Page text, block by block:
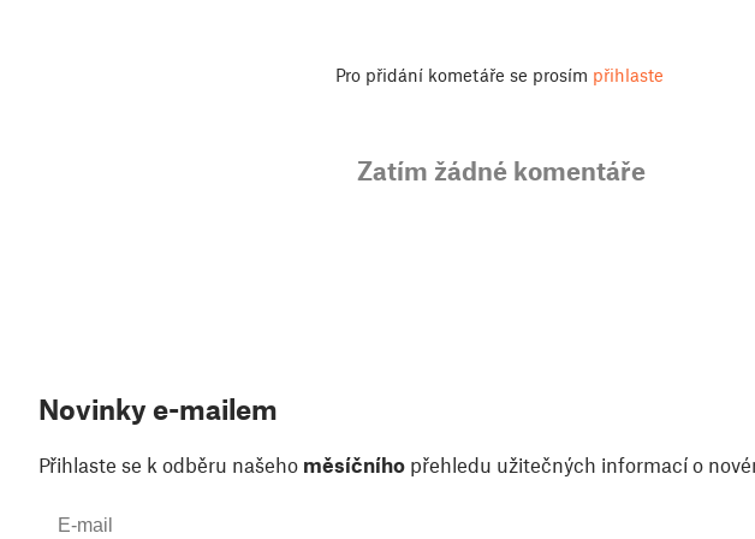
Pro přidání kometáře se prosím přihlaste
Zatím žádné komentáře
Novinky e-mailem
Přihlaste se k odběru našeho měsíčního přehledu užitečných informací o